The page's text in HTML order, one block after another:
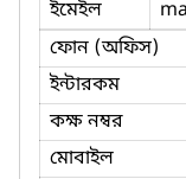
ইমেইল
ফোন (অফিস)
ইন্টারকম
কক্ষ নম্বর
মোবাইল